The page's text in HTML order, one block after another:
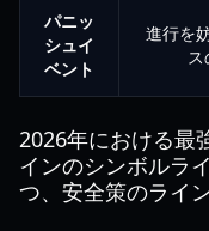
パニッ
シュイ
ベント
進行を
ス
2026年における最
インのシンボルラ
つ、安全策のライ